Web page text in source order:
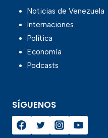
Noticias de Venezuela
Internaciones
Política
Economía
Podcasts
SÍGUENOS